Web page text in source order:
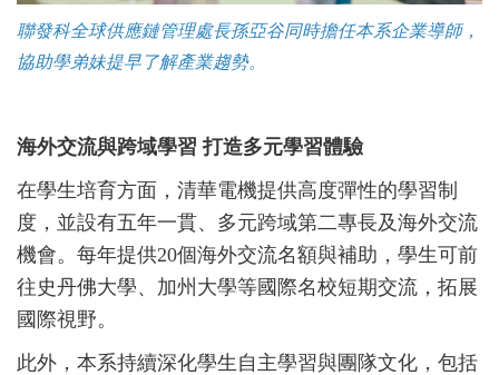
聯發科全球供應鏈管理處長孫亞谷同時擔任本系企業導師，
協助學弟妹提早了解產業趨勢。
海外交流與跨域學習 打造多元學習體驗
在學生培育方面，清華電機提供高度彈性的學習制
度，並設有五年一貫、多元跨域第二專長及海外交流
機會。每年提供20個海外交流名額與補助，學生可前
往史丹佛大學、加州大學等國際名校短期交流，拓展
國際視野。
此外，本系持續深化學生自主學習與團隊文化，包括